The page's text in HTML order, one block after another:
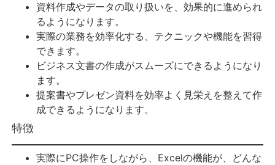
資料作成やデータの取り扱いを、効果的に進められ
るようになります。
実際の業務を効率化する、テクニックや機能を習得
できます。
ビジネス文書の作成がスムーズにできるようになり
ます。
提案書やプレゼン資料を効率よく見栄えを整えて作
成できるようになります。
特徴
実際にPC操作をしながら、Excelの機能が、どんな